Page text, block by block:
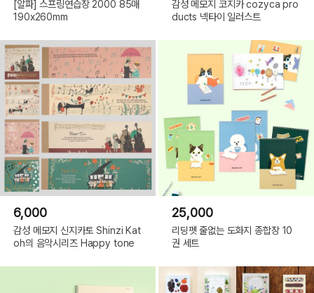
[알파] 스프링연습장 2000 85매
190x260mm
감성 메모지 코지카 cozyca pro
ducts 넥타이 일러스트
6,000
감성 메모지 신지카토 Shinzi Kat
oh의 음악시리즈 Happy tone
25,000
리딩펫 줄없는 도화지 종합장 10
권 세트